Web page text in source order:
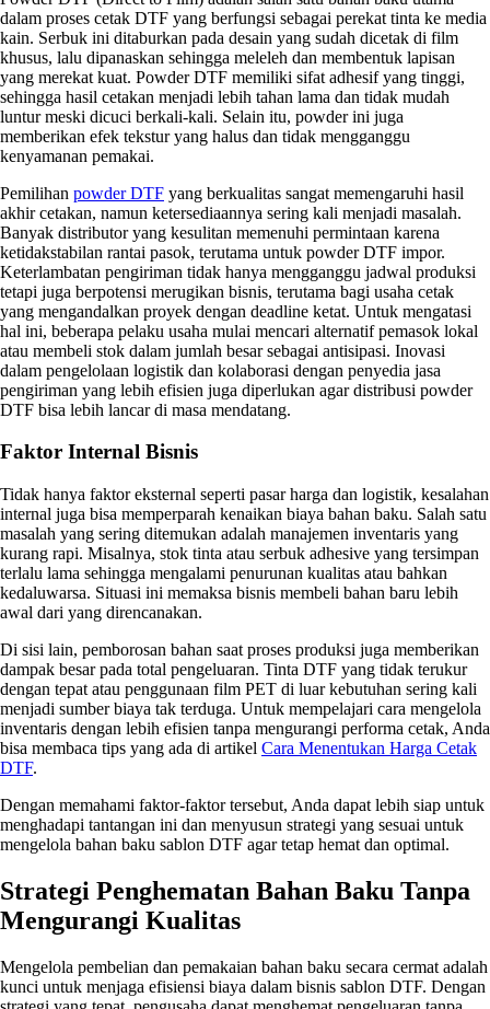
dalam proses cetak DTF yang berfungsi sebagai perekat tinta ke media
kain. Serbuk ini ditaburkan pada desain yang sudah dicetak di film
khusus, lalu dipanaskan sehingga meleleh dan membentuk lapisan
yang merekat kuat. Powder DTF memiliki sifat adhesif yang tinggi,
sehingga hasil cetakan menjadi lebih tahan lama dan tidak mudah
luntur meski dicuci berkali-kali. Selain itu, powder ini juga
memberikan efek tekstur yang halus dan tidak mengganggu
kenyamanan pemakai.
Pemilihan powder DTF yang berkualitas sangat memengaruhi hasil
akhir cetakan, namun ketersediaannya sering kali menjadi masalah.
Banyak distributor yang kesulitan memenuhi permintaan karena
ketidakstabilan rantai pasok, terutama untuk powder DTF impor.
Keterlambatan pengiriman tidak hanya mengganggu jadwal produksi
tetapi juga berpotensi merugikan bisnis, terutama bagi usaha cetak
yang mengandalkan proyek dengan deadline ketat. Untuk mengatasi
hal ini, beberapa pelaku usaha mulai mencari alternatif pemasok lokal
atau membeli stok dalam jumlah besar sebagai antisipasi. Inovasi
dalam pengelolaan logistik dan kolaborasi dengan penyedia jasa
pengiriman yang lebih efisien juga diperlukan agar distribusi powder
DTF bisa lebih lancar di masa mendatang.
Faktor Internal Bisnis
Tidak hanya faktor eksternal seperti pasar harga dan logistik, kesalahan
internal juga bisa memperparah kenaikan biaya bahan baku. Salah satu
masalah yang sering ditemukan adalah manajemen inventaris yang
kurang rapi. Misalnya, stok tinta atau serbuk adhesive yang tersimpan
terlalu lama sehingga mengalami penurunan kualitas atau bahkan
kedaluwarsa. Situasi ini memaksa bisnis membeli bahan baru lebih
awal dari yang direncanakan.
Di sisi lain, pemborosan bahan saat proses produksi juga memberikan
dampak besar pada total pengeluaran. Tinta DTF yang tidak terukur
dengan tepat atau penggunaan film PET di luar kebutuhan sering kali
menjadi sumber biaya tak terduga. Untuk mempelajari cara mengelola
inventaris dengan lebih efisien tanpa mengurangi performa cetak, Anda
bisa membaca tips yang ada di artikel Cara Menentukan Harga Cetak
DTF.
Dengan memahami faktor-faktor tersebut, Anda dapat lebih siap untuk
menghadapi tantangan ini dan menyusun strategi yang sesuai untuk
mengelola bahan baku sablon DTF agar tetap hemat dan optimal.
Strategi Penghematan Bahan Baku Tanpa
Mengurangi Kualitas
Mengelola pembelian dan pemakaian bahan baku secara cermat adalah
kunci untuk menjaga efisiensi biaya dalam bisnis sablon DTF. Dengan